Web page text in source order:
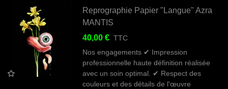
Reprographie Papier "Langue" Azra
MANTIS
40,00 € TTC
Nos engagements ✔ Impression
professionnelle haute définition réalisée
avec un soin optimal. ✔ Respect des
couleurs et des détails de l'œuvre